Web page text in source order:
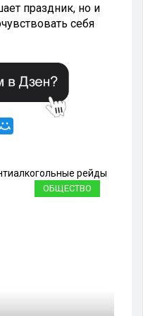
праздник, но и
себя
ОБЩЕСТВО